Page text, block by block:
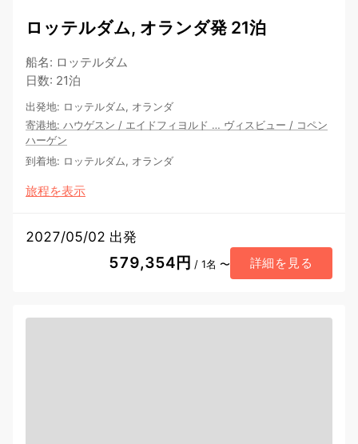
ロッテルダム, オランダ発 21泊
船名: ロッテルダム
日数: 21泊
出発地: ロッテルダム, オランダ
寄港地: ハウゲスン / エイドフィヨルド … ヴィスビュー / コペン
ハーゲン
到着地: ロッテルダム, オランダ
旅程を表示
2027/05/02 出発
579,354円 / 1名 〜 詳細を見る